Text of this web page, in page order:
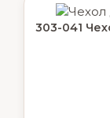
303-041